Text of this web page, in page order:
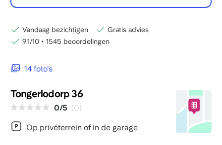
14 foto's
Tongerlodorp 36
0/5 (0)
Op privéterrein of in de garage
Vandaag bezichtigen
Gratis advies
9.1/10 • 1545 beoordelingen